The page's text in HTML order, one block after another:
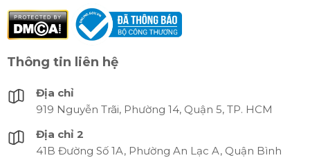
Thông tin liên hệ
Địa chỉ
919 Nguyễn Trãi, Phường 14, Quận 5, TP. HCM
Địa chỉ 2
41B Đường Số 1A, Phường An Lạc A, Quận Bình